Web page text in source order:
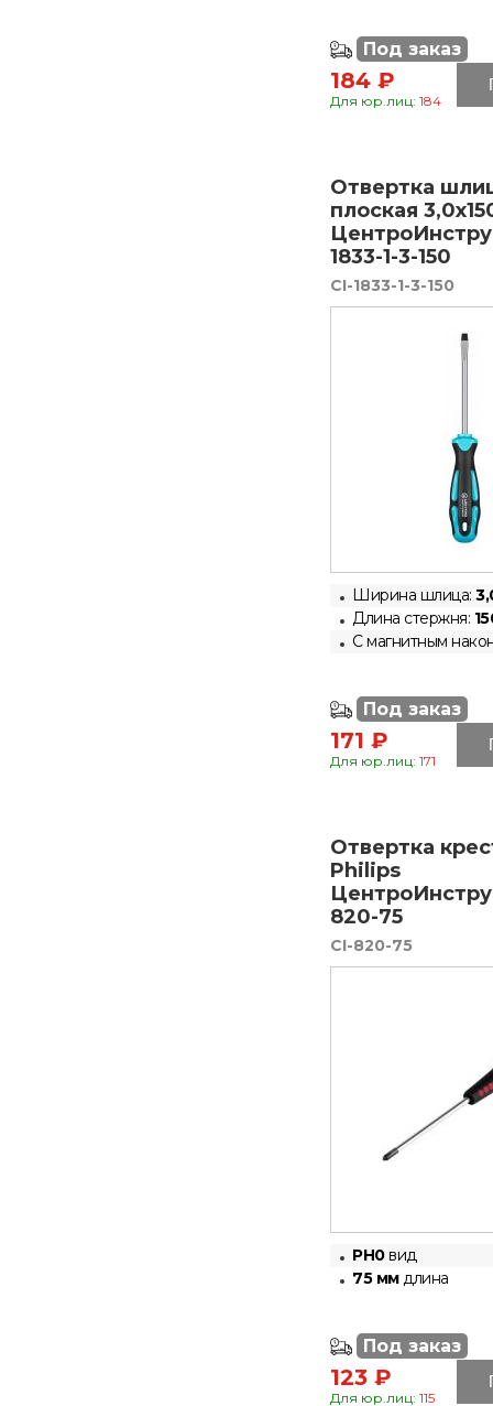
Под заказ
184 ₽
Для юр.лиц: 184
Отвертка
плоская
1833-1-3-150
CI-1833-1-3-150
Ширина шлица:
Длина стержня:
С магнитным
Под заказ
171 ₽
Для юр.лиц: 171
Отвертка
Philips
820-75
CI-820-75
PH0вид
75 ммдлина
Под заказ
123 ₽
Для юр.лиц: 115